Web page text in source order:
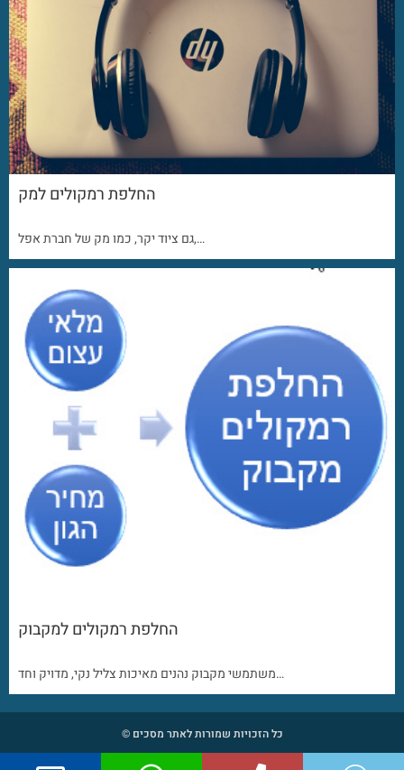
החלפת רמקולים למק
גם ציוד יקר, כמו מק של חברת אפל,…
החלפת רמקולים למקבוק
משתמשי מקבוק נהנים מאיכות צליל נקי, מדויק וחד…
כל הזכויות שמורות לאתר מסכים ©